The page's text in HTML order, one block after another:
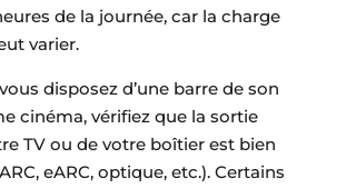
de la journée, car la charge
varier.
disposez d’une barre de son
cinéma, vérifiez que la sortie
TV ou de votre boîtier est bien
eARC, optique, etc.). Certains